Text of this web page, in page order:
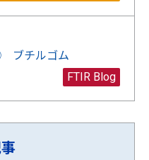
ブチルゴム
FTIR Blog